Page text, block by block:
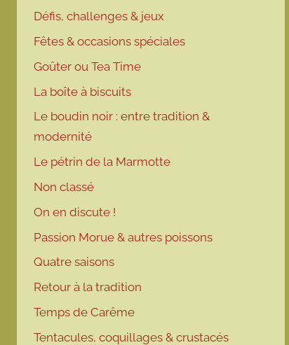
Défis, challenges & jeux
Fêtes & occasions spéciales
Goûter ou Tea Time
La boîte à biscuits
Le boudin noir : entre tradition &
modernité
Le pétrin de la Marmotte
Non classé
On en discute !
Passion Morue & autres poissons
Quatre saisons
Retour à la tradition
Temps de Carême
Tentacules, coquillages & crustacés